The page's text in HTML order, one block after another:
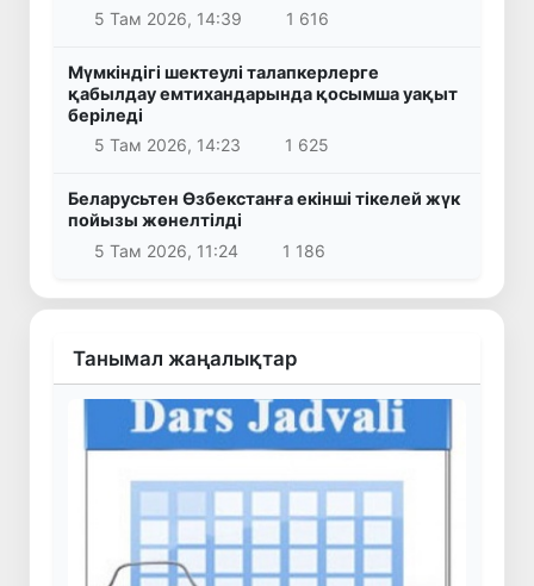
5 Там 2026, 14:39
1 616
Мүмкіндігі шектеулі талапкерлерге
қабылдау емтихандарында қосымша уақыт
беріледі
5 Там 2026, 14:23
1 625
Беларусьтен Өзбекстанға екінші тікелей жүк
пойызы жөнелтілді
5 Там 2026, 11:24
1 186
Танымал жаңалықтар